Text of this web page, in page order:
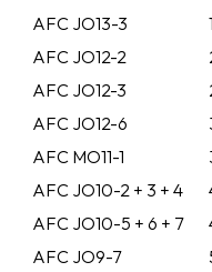
AFC JO13-3
AFC JO12-2
AFC JO12-3
AFC JO12-6
AFC MO11-1
AFC JO10-2 + 3 + 4
AFC JO10-5 + 6 + 7
AFC JO9-7